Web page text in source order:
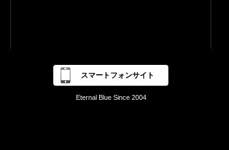
スマートフォンサイト
Eternal Blue Since 2004